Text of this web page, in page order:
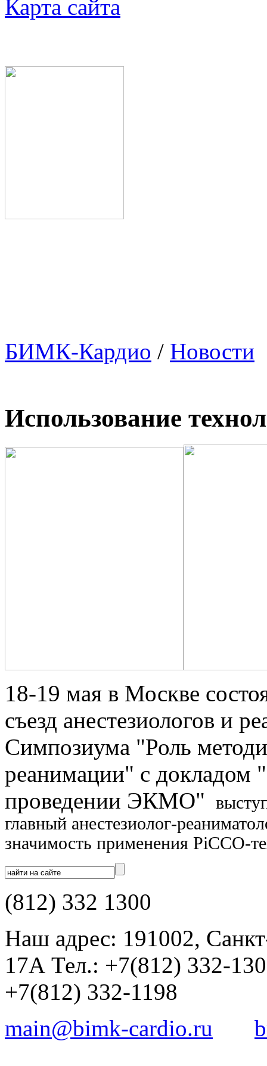
Карта сайта
БИМК-Кардио / Новости
Использование
18-19 мая в Москве
съезд анестезиологов и
Симпозиума "Роль
реанимации" с докладом
проведении ЭКМО"
главный анестезиолог-
значимость применения
(812) 332 1300
Наш адрес: 191002,
17А Тел.: +7(812) 332-
+7(812) 332-1198
main@bimk-cardio.ru